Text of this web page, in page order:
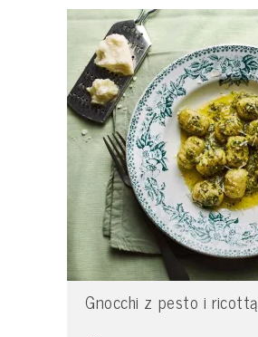
Gnocchi z pesto i ricottą